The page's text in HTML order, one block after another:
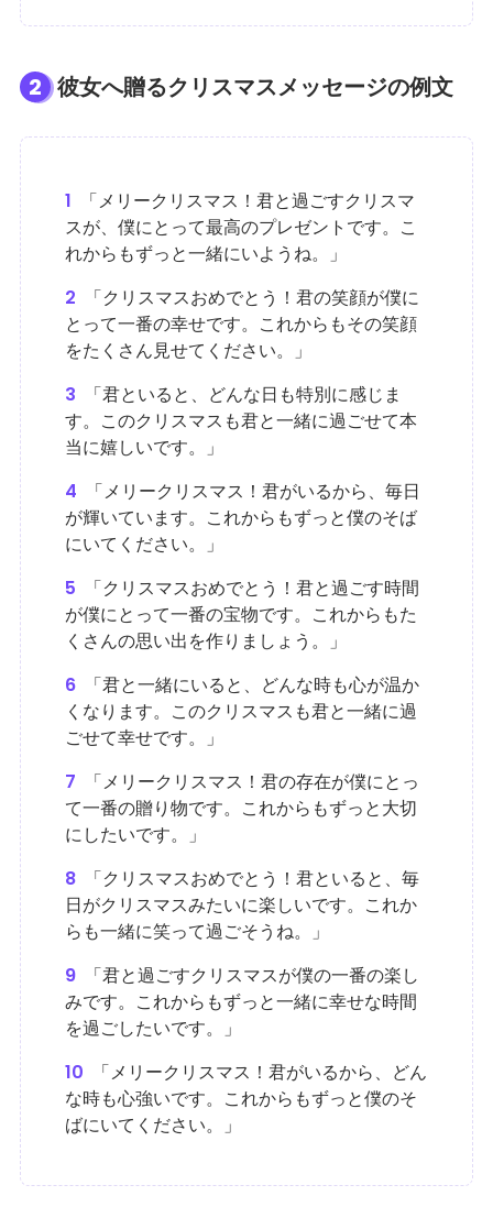
2 彼女へ贈るクリスマスメッセージの例文
1
「メリークリスマス！君と過ごすクリスマ
スが、僕にとって最高のプレゼントです。こ
れからもずっと一緒にいようね。」
2
「クリスマスおめでとう！君の笑顔が僕に
とって一番の幸せです。これからもその笑顔
をたくさん見せてください。」
3
「君といると、どんな日も特別に感じま
す。このクリスマスも君と一緒に過ごせて本
当に嬉しいです。」
4
「メリークリスマス！君がいるから、毎日
が輝いています。これからもずっと僕のそば
にいてください。」
5
「クリスマスおめでとう！君と過ごす時間
が僕にとって一番の宝物です。これからもた
くさんの思い出を作りましょう。」
6
「君と一緒にいると、どんな時も心が温か
くなります。このクリスマスも君と一緒に過
ごせて幸せです。」
7
「メリークリスマス！君の存在が僕にとっ
て一番の贈り物です。これからもずっと大切
にしたいです。」
8
「クリスマスおめでとう！君といると、毎
日がクリスマスみたいに楽しいです。これか
らも一緒に笑って過ごそうね。」
9
「君と過ごすクリスマスが僕の一番の楽し
みです。これからもずっと一緒に幸せな時間
を過ごしたいです。」
10
「メリークリスマス！君がいるから、どん
な時も心強いです。これからもずっと僕のそ
ばにいてください。」